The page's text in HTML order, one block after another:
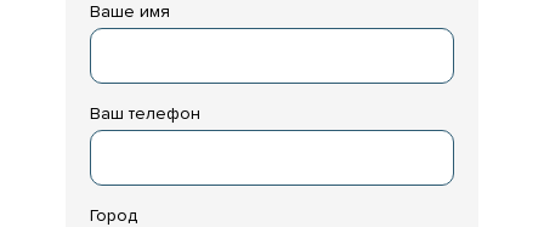
Город
Ваше имя
Ваш телефон